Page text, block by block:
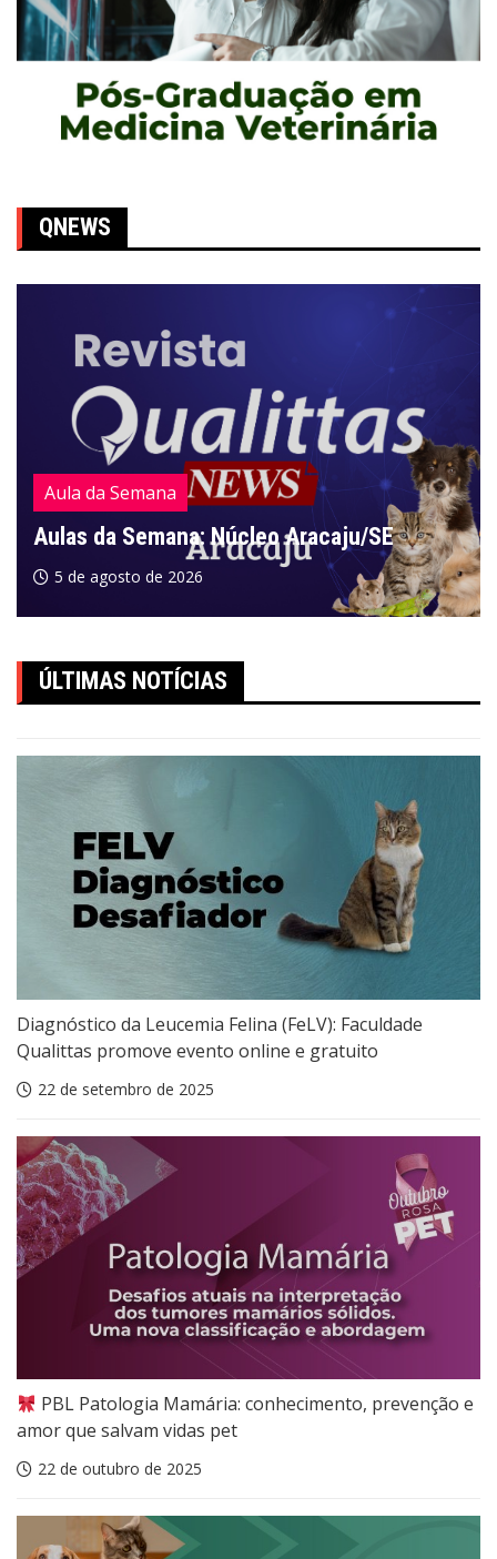
QNEWS
Aula da Semana
Aulas da Semana: Núcleo Aracaju/SE
5 de agosto de 2026
ÚLTIMAS NOTÍCIAS
Diagnóstico da Leucemia Felina (FeLV): Faculdade
Qualittas promove evento online e gratuito
22 de setembro de 2025
PBL Patologia Mamária: conhecimento, prevenção e
amor que salvam vidas pet
22 de outubro de 2025